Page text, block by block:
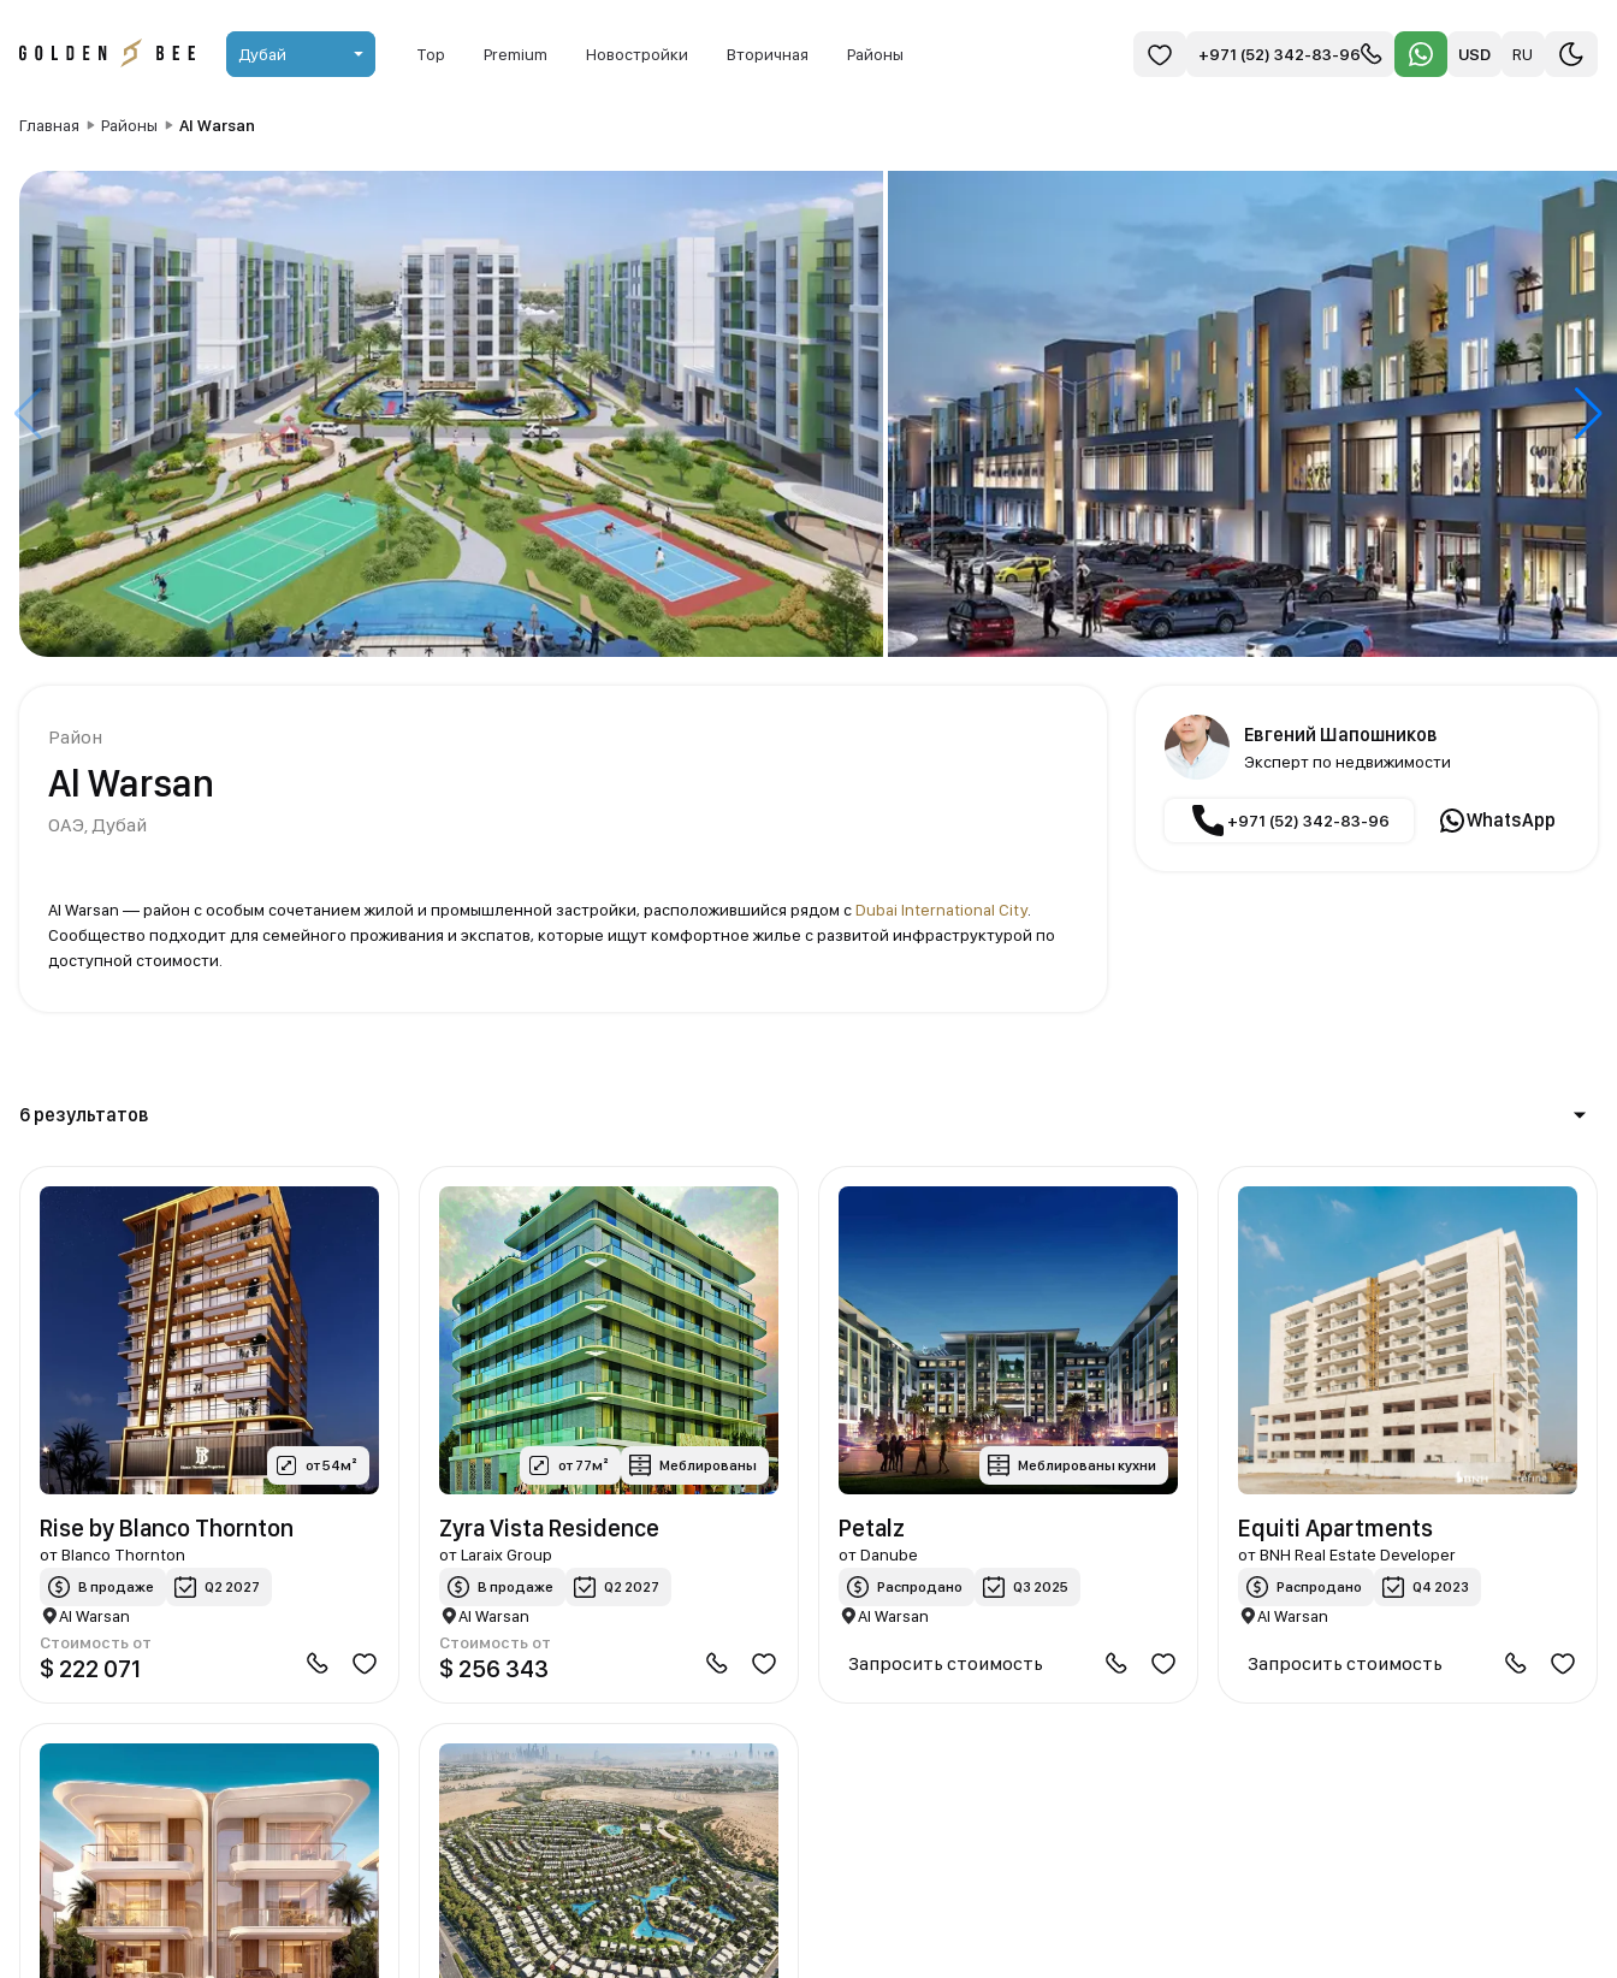
Дубай Top Premium Новостройки Вторичная Районы +971 (52) 342-83-96 USD RU
Главная Районы Al Warsan
Район
Al Warsan
ОАЭ,Дубай
Al Warsan — район с особым сочетанием жилой и промышленной застройки, расположившийся рядом сDubai International City.
Сообщество подходит для семейного проживания и экспатов, которые ищут комфортное жилье с развитой инфраструктурой по
доступной стоимости.
Евгений Шапошников
Эксперт по недвижимости
+971 (52) 342-83-96 WhatsApp
6 результатов
от 54м²
Rise by Blanco Thornton
отBlanco Thornton
В продаже Q2 2027
Al Warsan
Стоимость от
$ 222 071
от 77м² Меблированы
Zyra Vista Residence
отLaraix Group
В продаже Q2 2027
Al Warsan
Стоимость от
$ 256 343
Меблированы кухни
Petalz
отDanube
Распродано Q3 2025
Al Warsan
Запросить стоимость
Equiti Apartments
отBNH Real Estate Developer
Распродано Q4 2023
Al Warsan
Запросить стоимость